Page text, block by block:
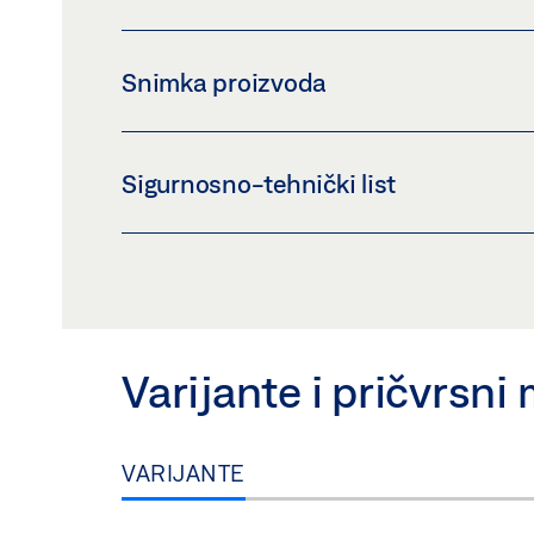
Snimka proizvoda
Preuzmi (PNG)
Sigurnosno-tehnički list
Varijante i pričvrsni
VARIJANTE